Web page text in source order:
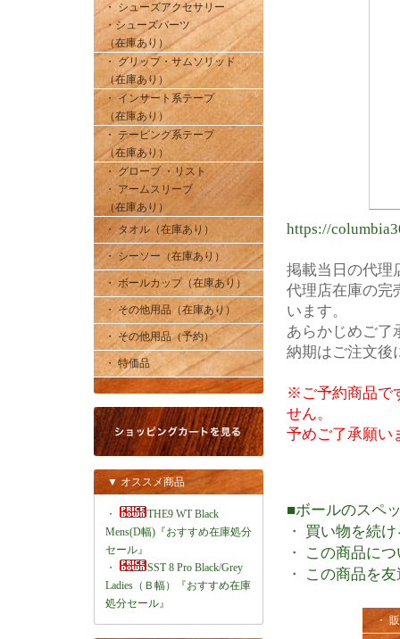
・ シューズアクセサリー
・シューズパーツ
（在庫あり）
・ グリップ・サムソリッド
（在庫あり）
・ インサート系テープ
（在庫あり）
・ テーピング系テープ
（在庫あり）
・ グローブ ・リスト
・ アームスリーブ
（在庫あり）
・ タオル（在庫あり）
・ シーソー（在庫あり）
・ ボールカップ（在庫あり）
・ その他用品（在庫あり）
・ その他用品（予約）
・ 特価品
▼ オススメ商品
・
THE9 WT Black
Mens(D幅)『おすすめ在庫処分
セール』
・
SST 8 Pro Black/Grey
Ladies（Ｂ幅）『おすすめ在庫
処分セール』
https://
掲載当日の代理
代理店在庫の完
います。
あらかじめご了
納期はご注文後
※ご予約商品で
せん。
予めご了承願い
■ボールのスペ
・ 買い物を続け
・
この商品に
・
この商品を
・